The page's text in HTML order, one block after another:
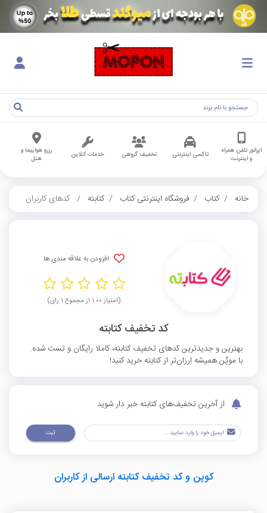
اپراتور تلفن همراه
و اینترنت
تاکسی اینترنتی تخفیف گروهی خدمات آنلاین
رزرو هواپیما و
هتل
خانه کتاب فروشگاه اینترنتی کتاب کتابته کدهای کاربران
افزودن به علاقه مندی ها
(امتیاز ۱.۰۰ از مجموع ۱ رای)
کد تخفیف کتابته
بهترین و جدیدترین کدهای تخفیف کتابته، کاملا رایگان و تست شده.
با موپُن همیشه ارزان‌تر از کتابته خرید کنید!
از آخرین تخفیف‌های کتابته خبر دار شوید
ثبت
کوپن و کد تخفیف کتابته ارسالی از کاربران